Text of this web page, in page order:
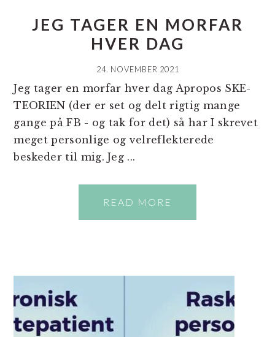
JEG TAGER EN MORFAR
HVER DAG
24. NOVEMBER 2021
Jeg tager en morfar hver dag Apropos SKE-
TEORIEN (der er set og delt rigtig mange
gange på FB - og tak for det) så har I skrevet
meget personlige og velreflekterede
beskeder til mig. Jeg ...
READ MORE